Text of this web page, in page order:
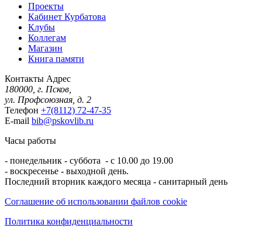
Проекты
Кабинет Курбатова
Клубы
Коллегам
Магазин
Книга памяти
Контакты Адрес
180000, г. Псков,
ул. Профсоюзная, д. 2
Телефон +7(8112) 72-47-35
E-mail bib@pskovlib.ru
Часы работы
- понедельник - суббота - с 10.00 до 19.00
- воскресенье - выходной день.
Последний вторник каждого месяца - санитарный день
Соглашение об использовании файлов cookie
Политика конфиденциальности